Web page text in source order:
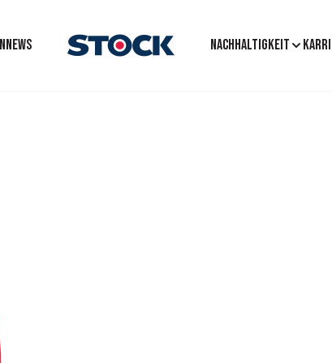
News Nachhaltigkeit